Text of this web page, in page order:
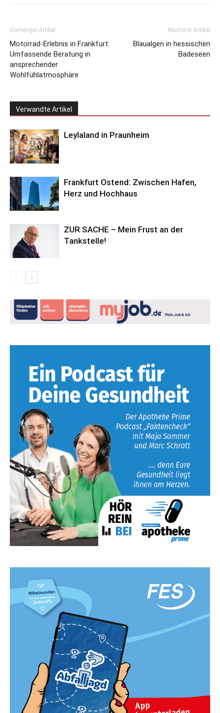
Vorheriger Artikel
Motorrad-Erlebnis in Frankfurt:
Umfassende Beratung in
ansprechender
Wohlfühlatmosphäre
Nächster Artikel
Blaualgen in hessischen
Badeseen
Verwandte Artikel
Leylaland in Praunheim
Frankfurt Ostend: Zwischen Hafen,
Herz und Hochhaus
ZUR SACHE – Mein Frust an der
Tankstelle!